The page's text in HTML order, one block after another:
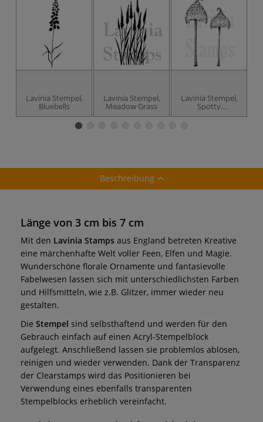
Lavinia Stempel,
Bluebells
Lavinia Stempel,
Meadow Grass
Lavinia Stempel,
Spotty
Toadstoole
Beschreibung
Länge von 3 cm bis 7 cm
Mit den Lavinia Stamps aus England betreten Kreative
eine märchenhafte Welt voller Feen, Elfen und Magie.
Wunderschöne florale Ornamente und fantasievolle
Fabelwesen lassen sich mit unterschiedlichsten Farben
und Hilfsmitteln, wie z.B. Glitzer, immer wieder neu
gestalten.
Die Stempel sind selbsthaftend und werden für den
Gebrauch einfach auf einen Acryl-Stempelblock
aufgelegt. Anschließend lassen sie problemlos ablösen,
reinigen und wieder verwenden. Dank der Transparenz
der Clearstamps wird das Positionieren bei
Verwendung eines ebenfalls transparenten
Stempelblocks erheblich vereinfacht.